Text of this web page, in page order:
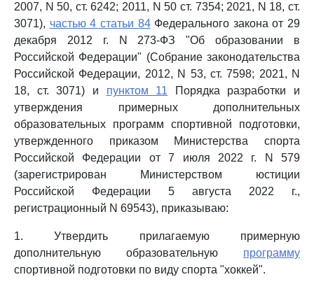
2007, N 50, ст. 6242; 2011, N 50 ст. 7354; 2021, N 18, ст.
3071), частью 4 статьи 84Федерального закона от 29
декабря 2012 г. N 273-ФЗ "Об образовании в
Российской Федерации" (Собрание законодательства
Российской Федерации, 2012, N 53, ст. 7598; 2021, N
18, ст. 3071) и пунктом 11 Порядка разработки и
утверждения примерных дополнительных
образовательных программ спортивной подготовки,
утвержденного приказом Министерства спорта
Российской Федерации от 7 июля 2022 г. N 579
(зарегистрирован Министерством юстиции
Российской Федерации 5 августа 2022 г.,
регистрационный N 69543), приказываю:
1. Утвердить прилагаемую примерную
дополнительную образовательную программу
спортивной подготовки по виду спорта "хоккей".